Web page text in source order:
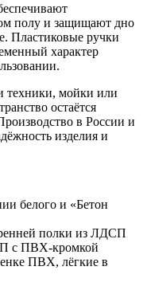
полу и защищают дно
Пластиковые ручки
характер
техники, мойки или
остаётся
в России и
изделия и
белого и «Бетон
полки из ЛДСП
с ПВХ-кромкой
ПВХ, лёгкие в